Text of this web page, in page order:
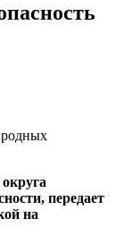
передает
на